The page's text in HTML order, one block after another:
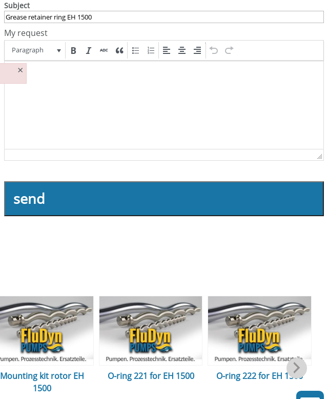
Subject
My request
Paragraph
send
Mounting kit rotor EH
1500
O-ring 221 for EH 1500
O-ring 222 for EH 1500
×